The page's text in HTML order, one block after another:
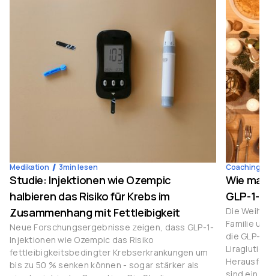
Medikation 3min lesen
Studie: Injektionen wie Ozempic
halbieren das Risiko für Krebs im
Zusammenhang mit Fettleibigkeit
Neue Forschungsergebnisse zeigen, dass GLP-1-
Injektionen wie Ozempic das Risiko
fettleibigkeitsbedingter Krebserkrankungen um
bis zu 50 % senken können - sogar stärker als
Coaching
Wie
GLP-1-
Die
Familie
die GLP-